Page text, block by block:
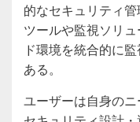
的なセキュリティ
ツールや監視ソリ
ド環境を統合的に
ある。
ユーザーは自身の